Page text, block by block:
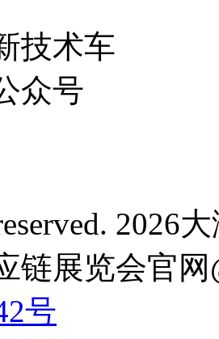
技术车
众号
2026
链展览会官
号